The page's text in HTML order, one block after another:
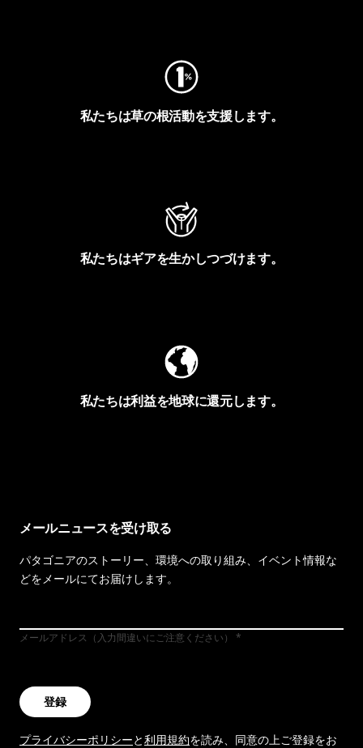
私たちは草の根活動を支援します。
私たちはギアを生かしつづけます。
私たちは利益を地球に還元します。
メールニュースを受け取る
パタゴニアのストーリー、環境への取り組み、イベント情報な
どをメールにてお届けします。
メールアドレス（入力間違いにご注意ください）
登録
プライバシーポリシーと利用規約を読み、同意の上ご登録をお